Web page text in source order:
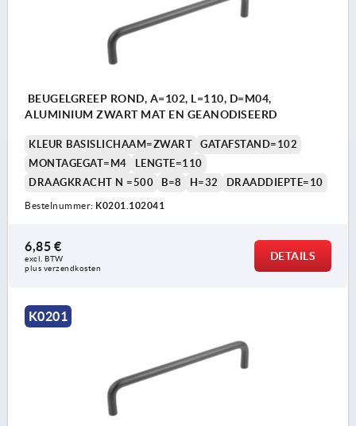
BEUGELGREEP ROND, A=102, L=110, D=M04,
ALUMINIUM ZWART MAT EN GEANODISEERD
KLEUR BASISLICHAAM=ZWART
GATAFSTAND=102
MONTAGEGAT=M4
LENGTE=110
DRAAGKRACHT N =500
B=8 H=32 DRAADDIEPTE=10
Bestelnummer: K0201.102041
6,85 €
excl. BTW
plus verzendkosten
DETAILS
K0201